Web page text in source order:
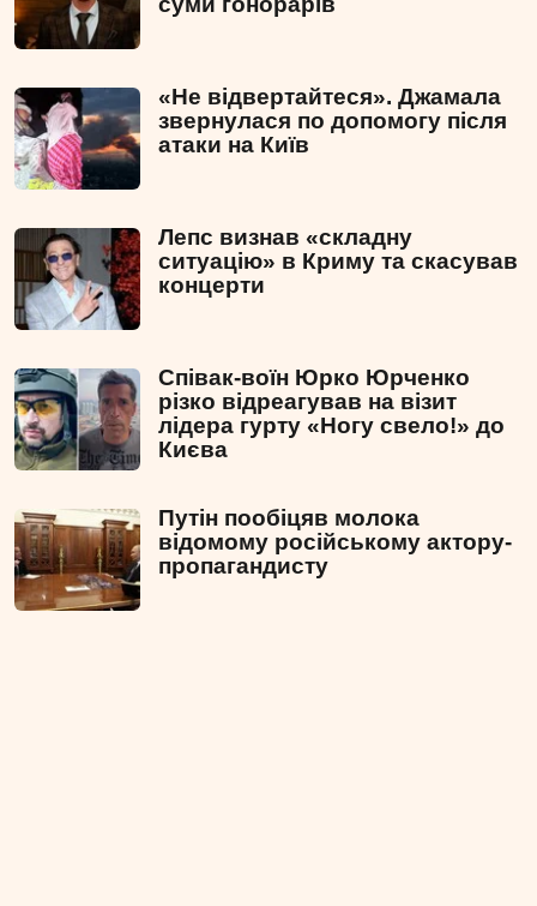
«Не відвертайтеся». Джамала
звернулася по допомогу після
атаки на Київ
Лепс визнав «складну
ситуацію» в Криму та скасував
концерти
Співак-воїн Юрко Юрченко
різко відреагував на візит
лідера гурту «Ногу свело!» до
Києва
Путін пообіцяв молока
відомому російському актору-
пропагандисту